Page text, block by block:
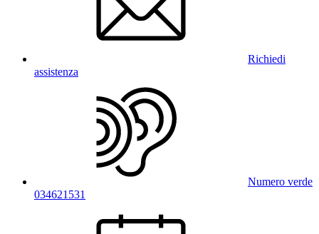
Richiedi
assistenza
Numero verde
034621531